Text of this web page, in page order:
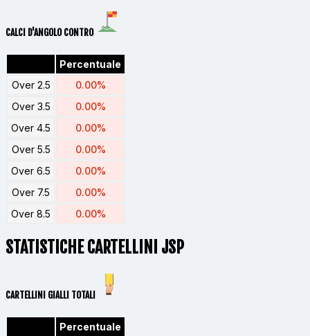
CALCI D'ANGOLO CONTRO
Percentuale
Over 2.5
0.00%
Over 3.5
0.00%
Over 4.5
0.00%
Over 5.5
0.00%
Over 6.5
0.00%
Over 7.5
0.00%
Over 8.5
0.00%
STATISTICHE CARTELLINI JSP
CARTELLINI GIALLI TOTALI
Percentuale